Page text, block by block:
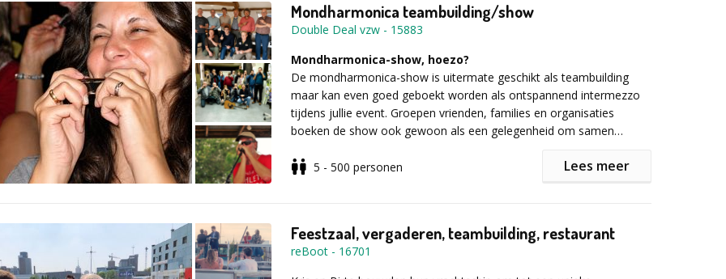
Mondharmonica teambuilding/show
Double Deal vzw - 15883
Mondharmonica-show, hoezo?
De mondharmonica-show is uitermate geschikt als teambuilding
maar kan even goed geboekt worden als ontspannend intermezzo
tijdens jullie event. Groepen vrienden, families en organisaties
boeken de show ook gewoon als een gelegenheid om samen
sfeer.
We garanderen je dat het kan! En dat het bovendien op een prettige
manier kan! Iedere deelnemer krijgt na de workshop zijn eigen
instrument mee! We maken een geluidsopname van het
5 - 500 personen Lees meer
Feestzaal, vergaderen, teambuilding, restaurant
reBoot - 16701